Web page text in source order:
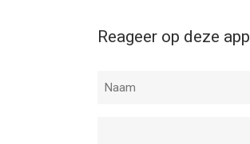
• Slippery Cars
Reageer op deze app